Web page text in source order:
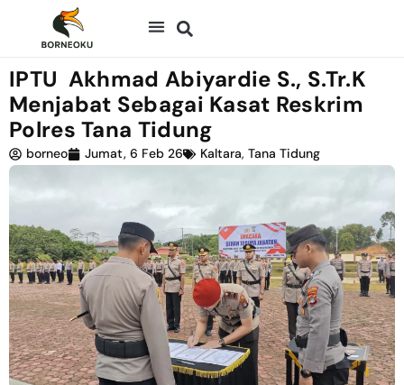
IPTU Akhmad Abiyardie S., S.Tr.K
Menjabat Sebagai Kasat Reskrim
Polres Tana Tidung
borneo Jumat, 6 Feb 26 Kaltara, Tana Tidung